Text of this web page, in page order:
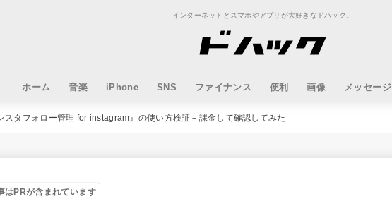
インターネットとスマホやアプリが大好きなドハック。
ホーム 音楽 iPhone SNS ファイナンス 便利 画像 メッセージ
スタフォロー管理 for instagram』の使い方検証－課金して確認してみた
はPRが含まれています